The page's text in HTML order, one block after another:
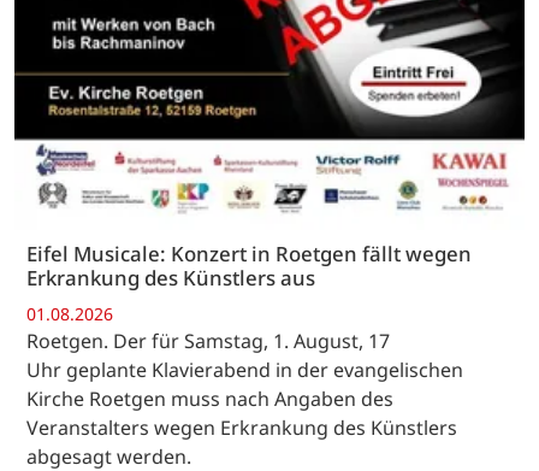
Eifel Musicale: Konzert in Roetgen fällt wegen
Erkrankung des Künstlers aus
01.08.2026
Roetgen. Der für Samstag, 1. August, 17
Uhr geplante Klavierabend in der evangelischen
Kirche Roetgen muss nach Angaben des
Veranstalters wegen Erkrankung des Künstlers
abgesagt werden.